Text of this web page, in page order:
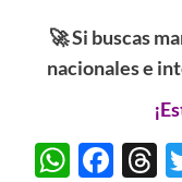
🚀 Si buscas
nacionales e